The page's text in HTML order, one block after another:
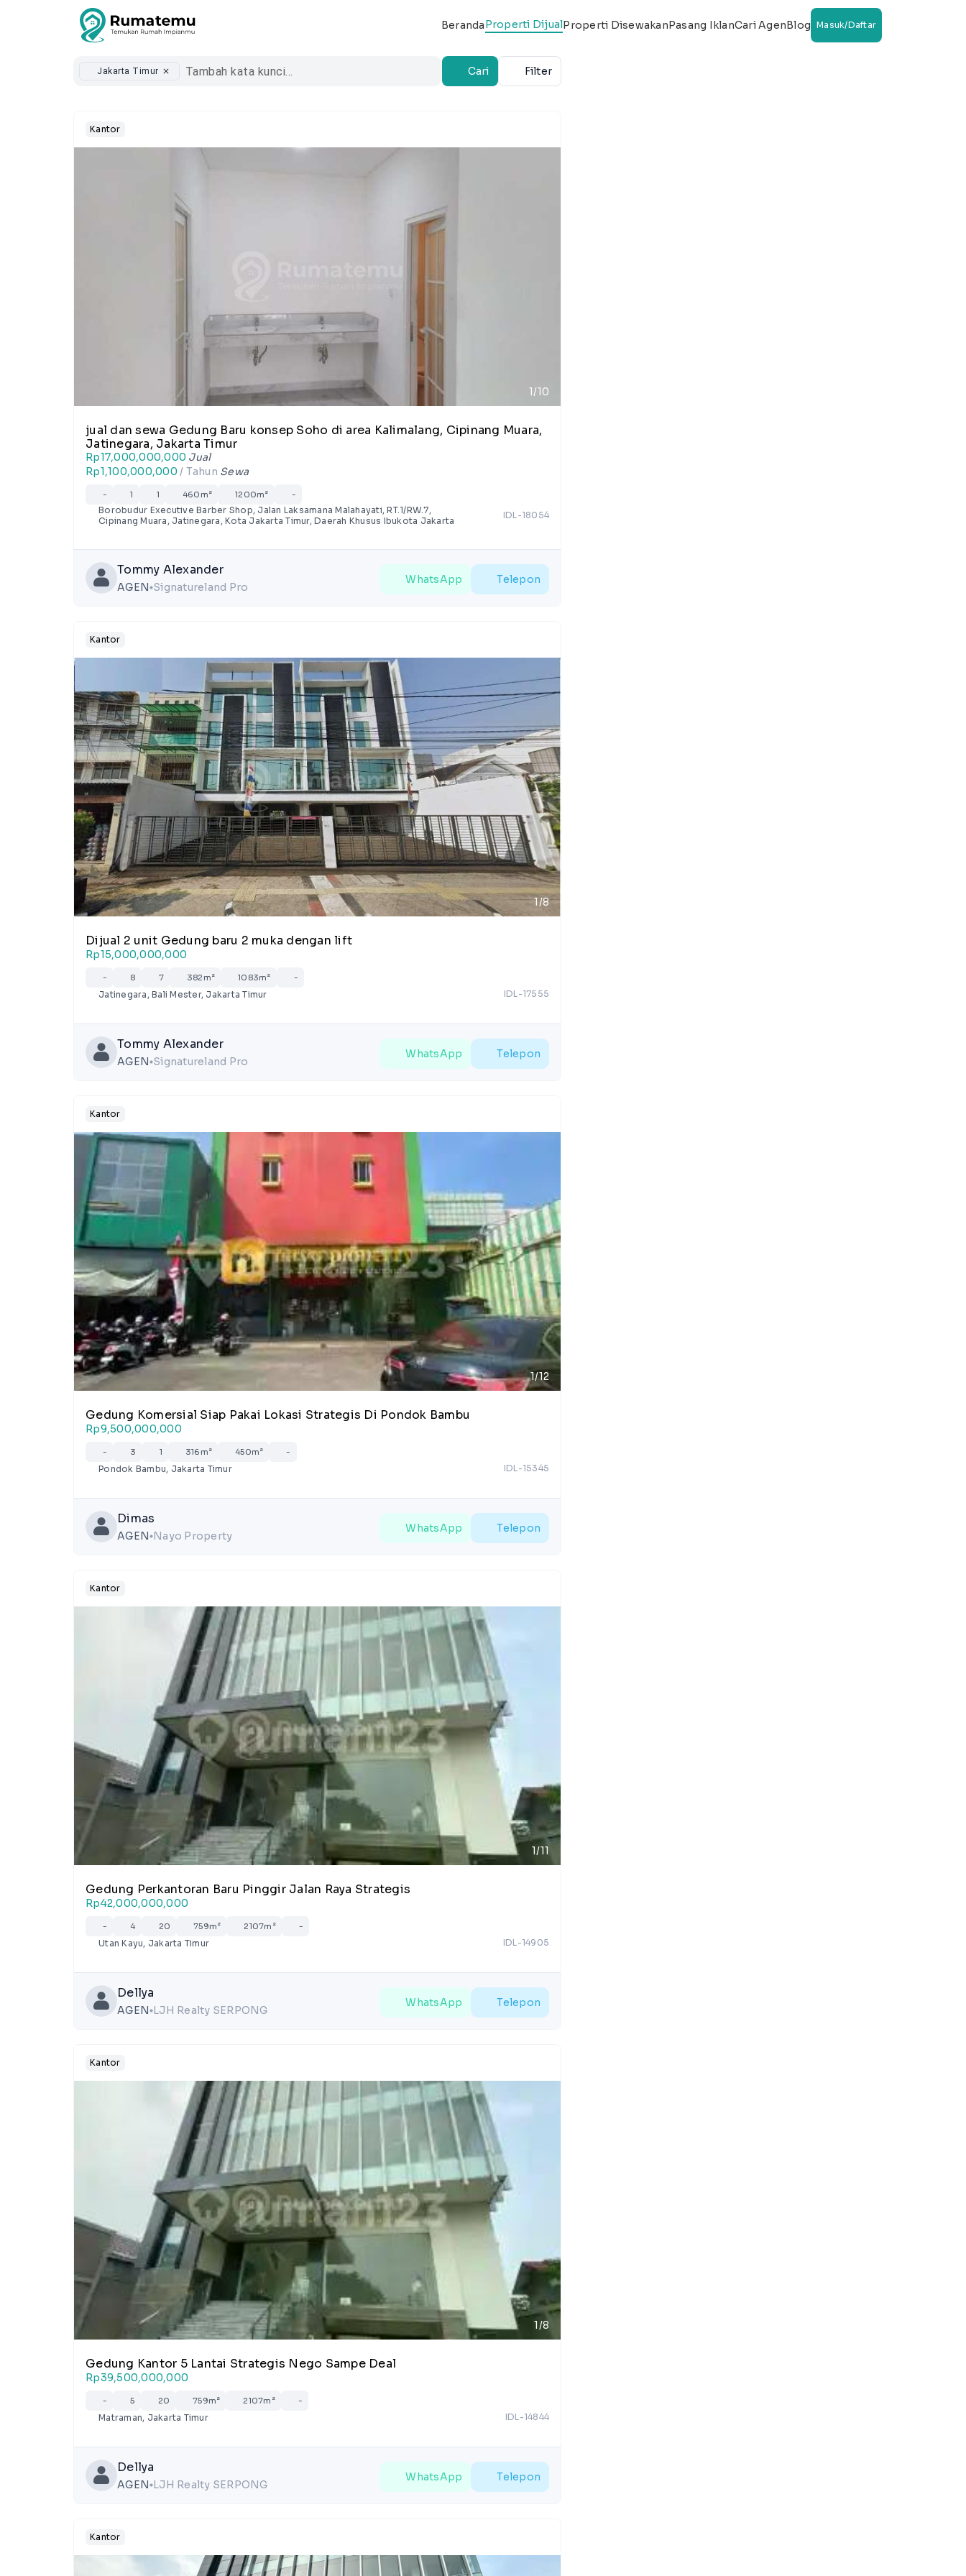
BerandaProperti DijualProperti DisewakanPasang IklanCari AgenBlog Masuk/Daftar
Jakarta Timur close Cari Filter
Kantor
1/10
jual dan sewa Gedung Baru konsep Soho di area Kalimalang, Cipinang Muara,
Jatinegara, Jakarta Timur
Rp17,000,000,000 Jual
Rp1,100,000,000 / Tahun Sewa
- 1 1 460m² 1200m² -
Borobudur Executive Barber Shop, Jalan Laksamana Malahayati, RT.1/RW.7,
Cipinang Muara, Jatinegara, Kota Jakarta Timur, Daerah Khusus Ibukota Jakarta
IDL-18054
Tommy Alexander
AGEN lens Signatureland Pro
WhatsApp Telepon
Kantor
1/8
Dijual 2 unit Gedung baru 2 muka dengan lift
Rp15,000,000,000
- 8 7 382m² 1083m² -
Jatinegara, Bali Mester, Jakarta Timur IDL-17555
Tommy Alexander
AGEN lens Signatureland Pro
WhatsApp Telepon
Kantor
1/12
Gedung Komersial Siap Pakai Lokasi Strategis Di Pondok Bambu
Rp9,500,000,000
- 3 1 316m² 450m² -
Pondok Bambu, Jakarta Timur IDL-15345
Dimas
AGEN lens Nayo Property
WhatsApp Telepon
Kantor
1/11
Gedung Perkantoran Baru Pinggir Jalan Raya Strategis
Rp42,000,000,000
- 4 20 759m² 2107m² -
Utan Kayu, Jakarta Timur IDL-14905
Dellya
AGEN lens LJH Realty SERPONG
WhatsApp Telepon
Kantor
1/8
Gedung Kantor 5 Lantai Strategis Nego Sampe Deal
Rp39,500,000,000
- 5 20 759m² 2107m² -
Matraman, Jakarta Timur IDL-14844
Dellya
AGEN lens LJH Realty SERPONG
WhatsApp Telepon
Kantor